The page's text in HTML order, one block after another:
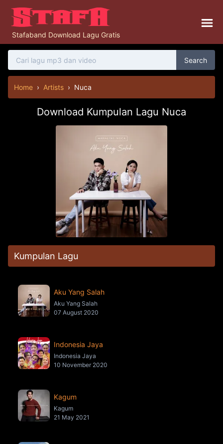
Stafaband Download Lagu Gratis
Search
Home › Artists › Nuca
Download Kumpulan Lagu Nuca
Kumpulan Lagu
Aku Yang Salah
Aku Yang Salah
07 August 2020
Indonesia Jaya
Indonesia Jaya
10 November 2020
Kagum
Kagum
21 May 2021